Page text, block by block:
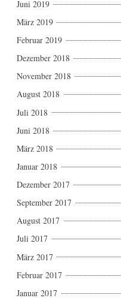
Juni 2019
März 2019
Februar 2019
Dezember 2018
November 2018
August 2018
Juli 2018
Juni 2018
März 2018
Januar 2018
Dezember 2017
September 2017
August 2017
Juli 2017
März 2017
Februar 2017
Januar 2017